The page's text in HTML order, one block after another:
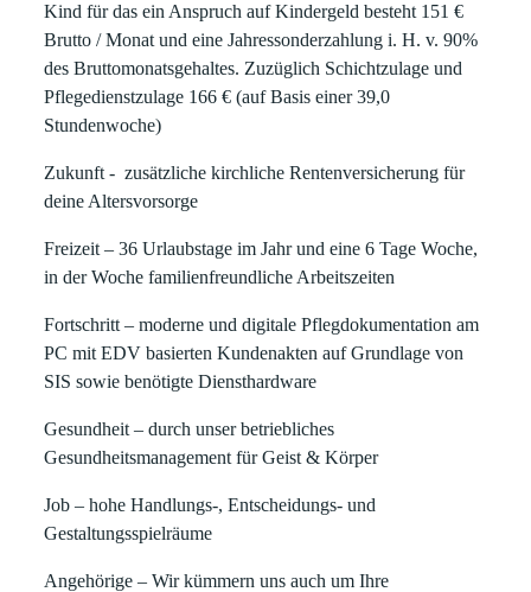
Kind für das ein Anspruch auf Kindergeld besteht 151 €
Brutto / Monat und eine Jahressonderzahlung i. H. v. 90%
des Bruttomonatsgehaltes. Zuzüglich Schichtzulage und
Pflegedienstzulage 166 € (auf Basis einer 39,0
Stundenwoche)
Zukunft - zusätzliche kirchliche Rentenversicherung für
deine Altersvorsorge
Freizeit – 36 Urlaubstage im Jahr und eine 6 Tage Woche,
in der Woche familienfreundliche Arbeitszeiten
Fortschritt– moderne und digitale Pflegdokumentation am
PC mit EDV basierten Kundenakten auf Grundlage von
SIS sowie benötigte Diensthardware
Gesundheit – durch unser betriebliches
Gesundheitsmanagement für Geist & Körper
Job– hohe Handlungs-, Entscheidungs- und
Gestaltungsspielräume
Angehörige– Wir kümmern uns auch um Ihre